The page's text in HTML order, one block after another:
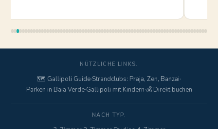
NÜTZLICHE LINKS.
🗺️ Gallipoli Guide·Strandclubs: Praja, Zen, Banzai·
Parken in Baia Verde·Gallipoli mit Kindern·💰 Direkt buchen
NACH TYP.